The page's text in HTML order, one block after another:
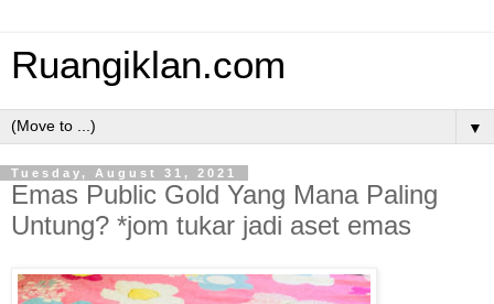
Ruangiklan.com
▼
Tuesday, August 31, 2021
Emas Public Gold Yang Mana Paling
Untung? *jom tukar jadi aset emas